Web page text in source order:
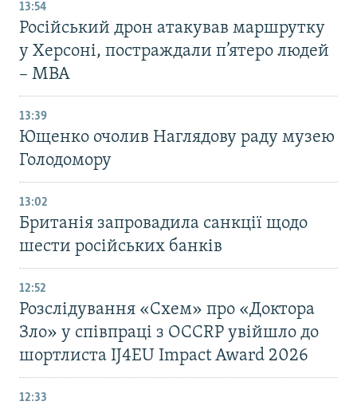
13:54
Російський дрон атакував маршрутку
у Херсоні, постраждали п’ятеро людей
– МВА
13:39
Ющенко очолив Наглядову раду музею
Голодомору
13:02
Британія запровадила санкції щодо
шести російських банків
12:52
Розслідування «Схем» про «Доктора
Зло» у співпраці з OCCRP увійшло до
шортлиста IJ4EU Impact Award 2026
12:33